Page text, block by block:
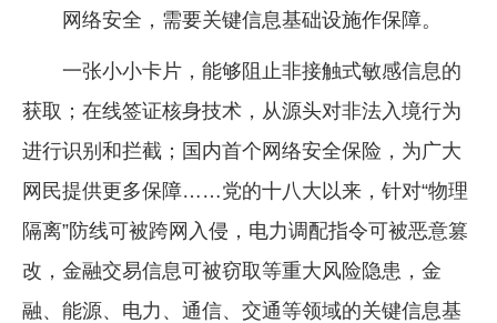
网络安全，需要关键信息基础设施作保障。
一张小小卡片，能够阻止非接触式敏感信息的
获取；在线签证核身技术，从源头对非法入境行为
进行识别和拦截；国内首个网络安全保险，为广大
网民提供更多保障……党的十八大以来，针对“物理
隔离”防线可被跨网入侵，电力调配指令可被恶意篡
改，金融交易信息可被窃取等重大风险隐患，金
融、能源、电力、通信、交通等领域的关键信息基